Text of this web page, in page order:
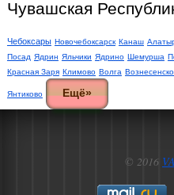
Чувашская
Чебоксары Новочебоксарск Канаш
Посад Ядрин Яльчики Ядрино Шемурша
Красная Заря Климово Волга
Янтиково Ещё»
© 2016